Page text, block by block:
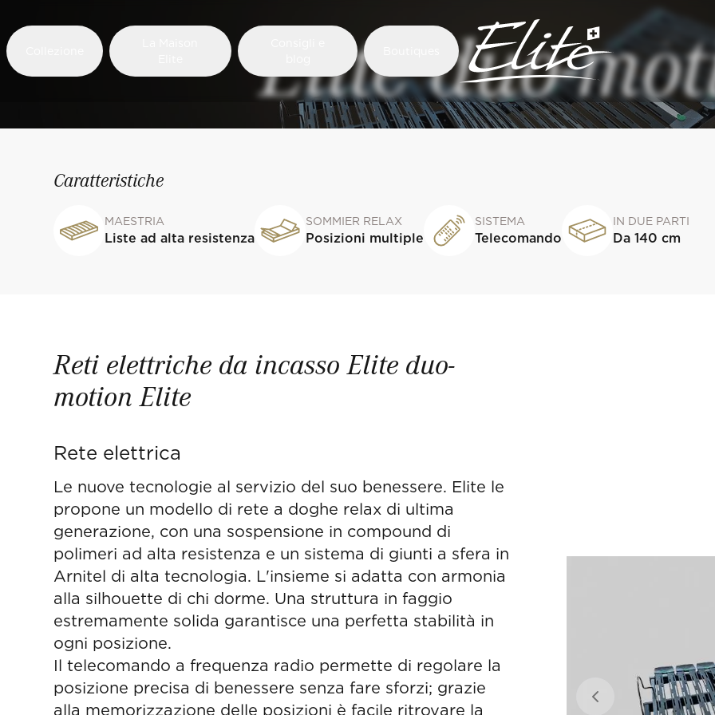
Elite duo-
Caratteristiche
MAESTRIA
Liste ad alta resistenza
SOMMIER RELAX
Posizioni multiple
SISTEMA
Telecomando
IN DUE PARTI
Da 140 cm
Reti elettriche da incasso Elite duo-
motion Elite
Rete elettrica
Le nuove tecnologie al servizio del suo benessere. Elite le
propone un modello di rete a doghe relax di ultima
generazione, con una sospensione in compound di
polimeri ad alta resistenza e un sistema di giunti a sfera in
Arnitel di alta tecnologia. L'insieme si adatta con armonia
alla silhouette di chi dorme. Una struttura in faggio
estremamente solida garantisce una perfetta stabilità in
ogni posizione.
Il telecomando a frequenza radio permette di regolare la
posizione precisa di benessere senza fare sforzi; grazie
alla memorizzazione delle posizioni è facile ritrovare la
Previous slide